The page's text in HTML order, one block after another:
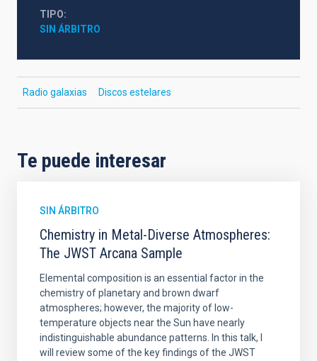
TIPO
SIN ÁRBITRO
Radio galaxias Discos estelares
Te puede interesar
SIN ÁRBITRO
Chemistry in Metal-Diverse Atmospheres:
The JWST Arcana Sample
Elemental composition is an essential factor in the
chemistry of planetary and brown dwarf
atmospheres; however, the majority of low-
temperature objects near the Sun have nearly
indistinguishable abundance patterns. In this talk, I
will review some of the key findings of the JWST